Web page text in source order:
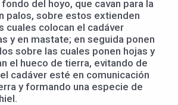
del hoyo, que cavan para la
palos, sobre estos extienden
cuales colocan el cadáver
y en mastate; en seguida ponen
sobre las cuales ponen hojas y
el hueco de tierra, evitando de
cadáver esté en comunicación
y formando una especie de